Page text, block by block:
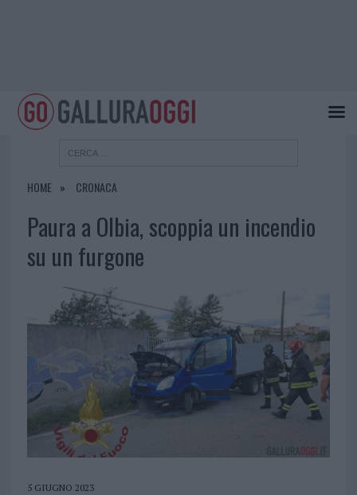
HOME CRONACA
Paura a Olbia, scoppia un incendio
su un furgone
5 GIUGNO 2023